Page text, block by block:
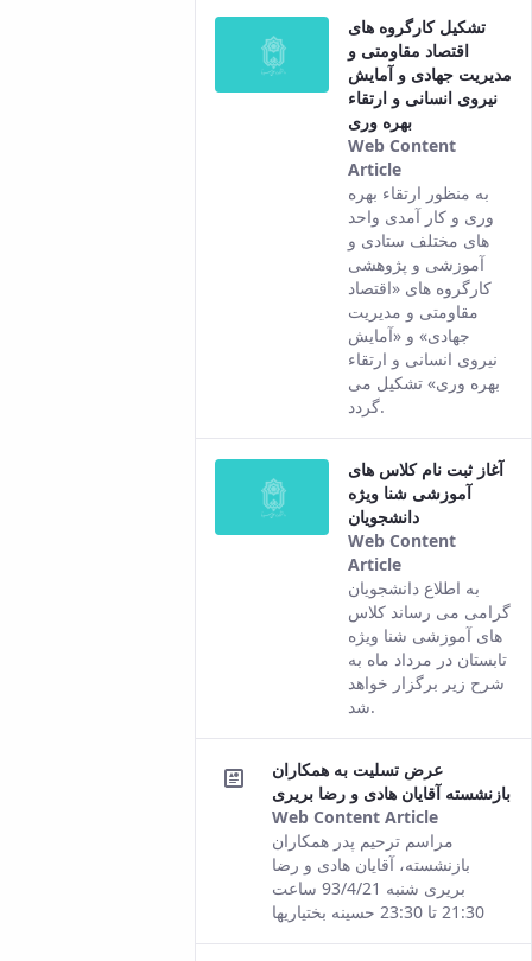
تشکیل کارگروه های
اقتصاد مقاومتی و
مدیریت جهادی و آمایش
نیروی انسانی و ارتقاء
بهره وری
Web Content
Article
This result
comes from
the Persian
version of this
content.
به منظور ارتقاء بهره
وری و کار آمدی واحد
های مختلف ستادی و
آموزشی و پژوهشی
کارگروه های «اقتصاد
مقاومتی و مدیریت
جهادی» و «آمایش
نیروی انسانی و ارتقاء
بهره وری» تشکیل می
گردد.
آغاز ثبت نام کلاس های
آموزشی شنا ویژه
دانشجویان
Web Content
Article
This result
comes from
the Persian
version of this
content.
به اطلاع دانشجویان
گرامی می رساند کلاس
های آموزشی شنا ویژه
تابستان در مرداد ماه به
شرح زیر برگزار خواهد
شد.
عرض تسلیت به همکاران
بازنشسته آقایان هادی و رضا بریری
Web Content Article
result
comes
from the
مراسم ترحیم پدر همکاران
بازنشسته، آقایان هادی و رضا
بریری شنبه 93/4/21 ساعت
21:30 تا 23:30 حسینه بختیاریها